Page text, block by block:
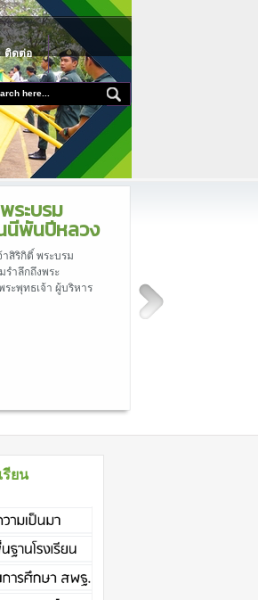
ติดต่อ
วมมือ งดรับของขวัญ
รียน